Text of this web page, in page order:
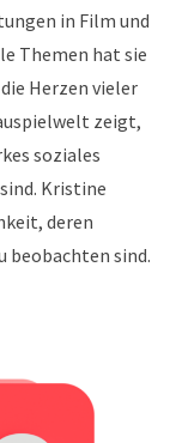
in Film und
Themen hat sie
Herzen vieler
zeigt,
soziales
Kristine
deren
beobachten sind.